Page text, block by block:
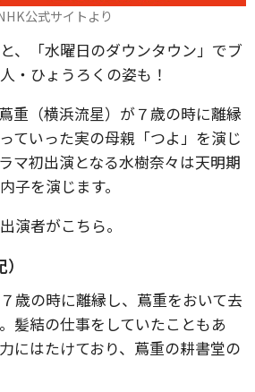
公式サイトより
、「水曜日のダウンタウン」でブ
・ひょうろくの姿も！
重（横浜流星）が７歳の時に離縁
ていった実の母親「つよ」を演じ
マ初出演となる水樹奈々は天明期
子を演じます。
演者がこちら。
歳の時に離縁し、蔦重をおいて去
髪結の仕事をしていたこともあ
にはたけており、蔦重の耕書堂の